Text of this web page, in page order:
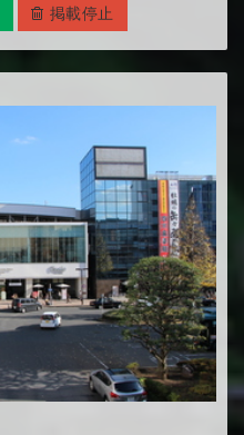
掲載停止